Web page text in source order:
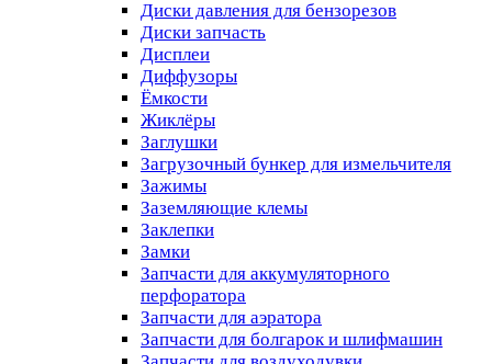
Диски давления для бензорезов
Диски запчасть
Дисплеи
Диффузоры
Ёмкости
Жиклёры
Заглушки
Загрузочный бункер для измельчителя
Зажимы
Заземляющие клемы
Заклепки
Замки
Запчасти для аккумуляторного
перфоратора
Запчасти для аэратора
Запчасти для болгарок и шлифмашин